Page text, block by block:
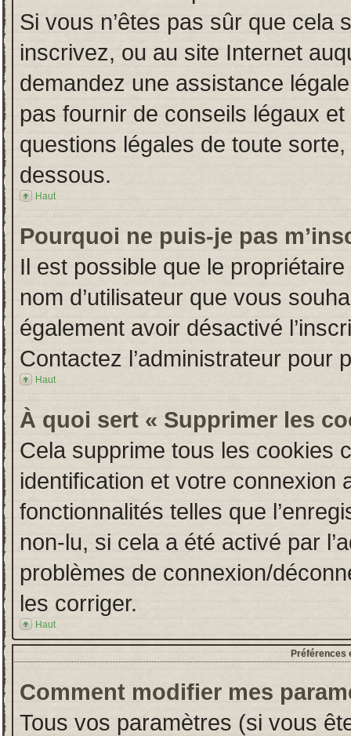
Si vous n’êtes pas sûr que cela
inscrivez, ou au site Internet
demandez une assistance
pas fournir de conseils légaux
questions légales de toute
dessous.
Haut
Pourquoi ne puis-je pas
Il est possible que le
nom d’utilisateur que vous
également avoir désactivé
Contactez l’administrateur pour
Haut
À quoi sert « Supprimer les
Cela supprime tous les cookies
identification et votre connexion
fonctionnalités telles que
non-lu, si cela a été activé par
problèmes de connexion/
les corriger.
Haut
Préférences
Comment modifier mes
Tous vos paramètres (si vous